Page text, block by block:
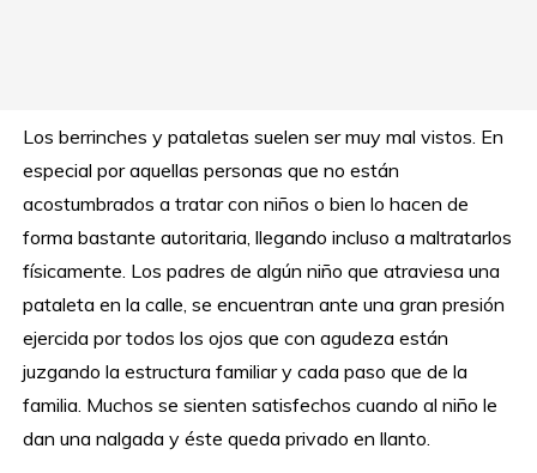
Los berrinches y pataletas suelen ser muy mal vistos. En
especial por aquellas personas que no están
acostumbrados a tratar con niños o bien lo hacen de
forma bastante autoritaria, llegando incluso a maltratarlos
físicamente. Los padres de algún niño que atraviesa una
pataleta en la calle, se encuentran ante una gran presión
ejercida por todos los ojos que con agudeza están
juzgando la estructura familiar y cada paso que de la
familia. Muchos se sienten satisfechos cuando al niño le
dan una nalgada y éste queda privado en llanto.